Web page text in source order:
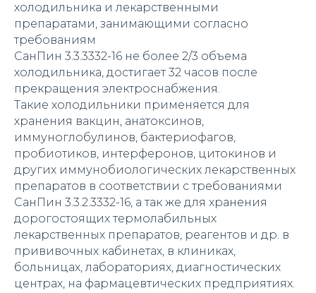
холодильника и лекарственными
препаратами, занимающими согласно
требованиям
СанПин 3.3.3332-16 не более 2/3 объема
холодильника, достигает 32 часов после
прекращения электроснабжения.
Такие холодильники применяется для
хранения вакцин, анатоксинов,
иммуноглобулинов, бактериофагов,
пробиотиков, интерферонов, цитокинов и
других иммунобиологических лекарственных
препаратов в соответствии с требованиями
СанПин 3.3.2.3332-16, а так же для хранения
дорогостоящих термолабильных
лекарственных препаратов, реагентов и др. в
прививочных кабинетах, в клиниках,
больницах, лабораториях, диагностических
центрах, на фармацевтических предприятиях.